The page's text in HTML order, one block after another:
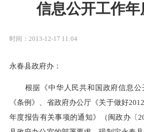
信息公开工作
时间：2013-12-17 11:04
永春县政府办：
根据《中华人民共和国政府信息公
《条例》、省政府办公厅《关于做好
年度报告有关事项的通知》（闽政办〔